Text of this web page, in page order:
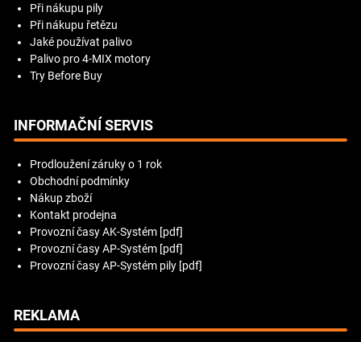
Při nákupu pily
Při nákupu řetězu
Jaké používat palivo
Palivo pro 4-MIX motory
Try Before Buy
INFORMAČNÍ SERVIS
Prodloužení záruky o 1 rok
Obchodní podmínky
Nákup zboží
Kontakt prodejna
Provozní časy AK-Systém [pdf]
Provozní časy AP-Systém [pdf]
Provozní časy AP-Systém pily [pdf]
REKLAMA